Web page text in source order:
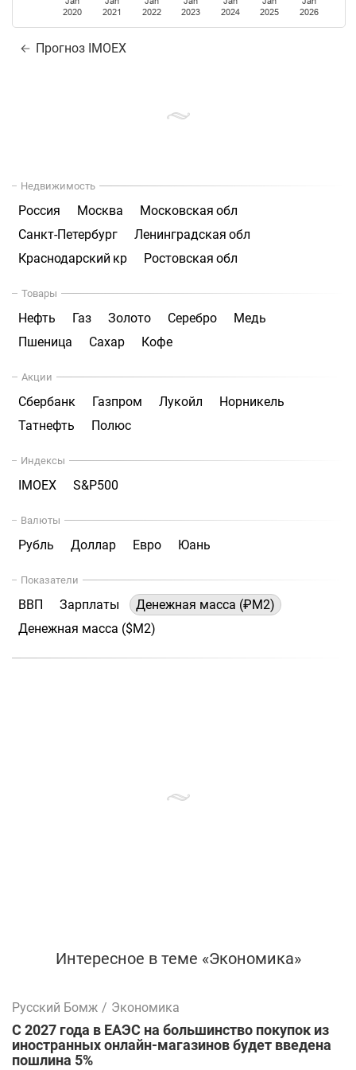
2020
2021
2022
2023
2024
2025
2026
Прогноз IMOEX
Недвижимость
Россия Москва
Московская обл
Санкт-Петербург
Ленинградская обл
Краснодарский кр
Ростовская обл
Товары
Нефть Газ Золото Серебро
Медь
Пшеница
Сахар Кофе
Акции
Сбербанк Газпром Лукойл
Норникель
Татнефть
Полюс
Индексы
IMOEX S&P500
Валюты
Рубль Доллар Евро Юань
Показатели
ВВП Зарплаты
Денежная масса (₽М2)
Денежная масса ($М2)
Интересное в теме «Экономика»
Русский Бомж / Экономика
С 2027 года в ЕАЭС на большинство покупок из
иностранных онлайн-магазинов будет введена
пошлина 5%